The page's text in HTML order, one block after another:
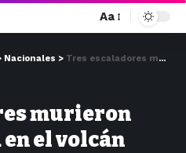
Aa
Nacionales > Tres escaladores murieron tras avalancha en el volcán Chimborazo
murieron
el volcán